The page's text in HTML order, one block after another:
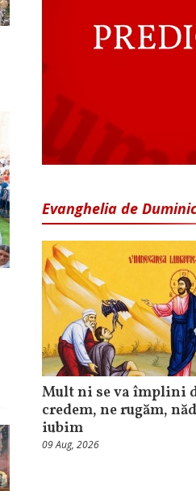
Evanghelia de
Mult ni se va împlini
credem, ne rugăm,
iubim
09 Aug, 2026